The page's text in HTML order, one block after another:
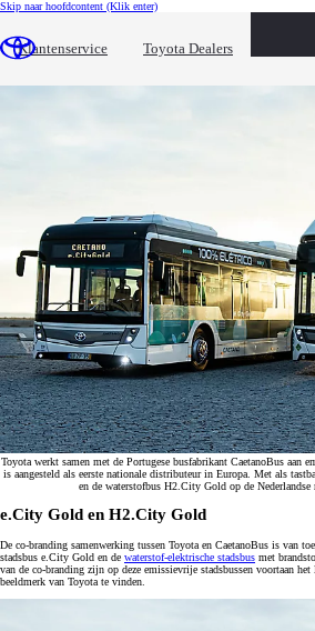
Skip naar hoofdcontent (Klik enter)
Klantenservice Toyota Dealers
Toyota-Caetano bussen naar
Toyota werkt samen met de Portugese busfabrikant CaetanoBus aan
is aangesteld als eerste nationale distributeur in Europa. Met als
en de waterstofbus H2.City Gold op de Nederlandse
e.City Gold en H2.City Gold
De co-branding samenwerking tussen Toyota en CaetanoBus is van
stadsbus e.City Gold en de waterstof-elektrische stadsbus met
van de co-branding zijn op deze emissievrije stadsbussen voortaan
beeldmerk van Toyota te vinden.